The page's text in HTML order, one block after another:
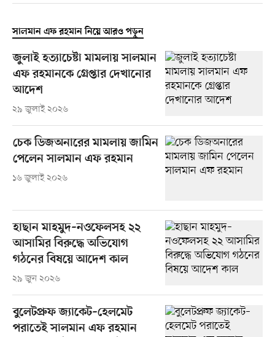
সালমান এফ রহমান নিয়ে আরও পড়ুন
জুলাই হত্যাচেষ্টা মামলায় সালমান
এফ রহমানকে গ্রেপ্তার দেখানোর
আদেশ
২৯ জুলাই ২০২৬
চেক ডিজঅনারের মামলায় জামিন
পেলেন সালমান এফ রহমান
১৬ জুলাই ২০২৬
হাছান মাহমুদ–নওফেলসহ ২২
আসামির বিরুদ্ধে অভিযোগ
গঠনের বিষয়ে আদেশ কাল
২৯ জুন ২০২৬
বুলেটপ্রুফ জ্যাকেট–হেলমেট
পরাতেই সালমান এফ রহমান